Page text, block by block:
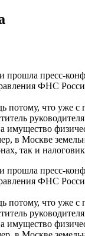
прошла пресс-
ФНС
потому, что уже
имущество
в Москве
так и
прошла пресс-
ФНС
потому, что уже
имущество